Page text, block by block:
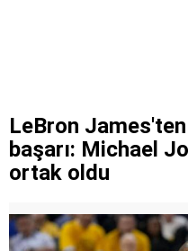
atölyeye
Gazi ve şehit
edildi
LeBron
başarı: Michael
ortak oldu